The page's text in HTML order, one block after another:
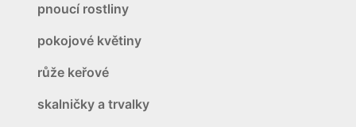
pnoucí rostliny
pokojové květiny
růže keřové
skalničky a trvalky